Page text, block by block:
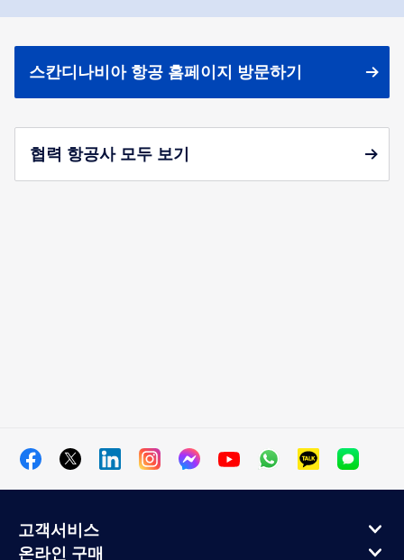
스칸디나비아 항공 홈페이지 방문하기
협력 항공사 모두 보기
고객서비스
온라인 구매